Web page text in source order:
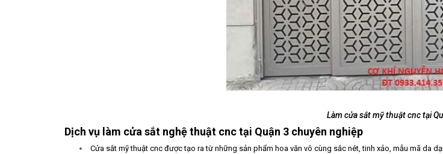
Làm cửa sắt mỹ thuật cnc tại
Dịch vụ làm cửa sắt nghệ thuật cnc tại Quận 3 chuyên nghiệp
Cửa sắt mỹ thuật cnc được tạo ra từ những sản phẩm hoa văn vô cùng sắc nét, tinh xảo, mẫu mã da